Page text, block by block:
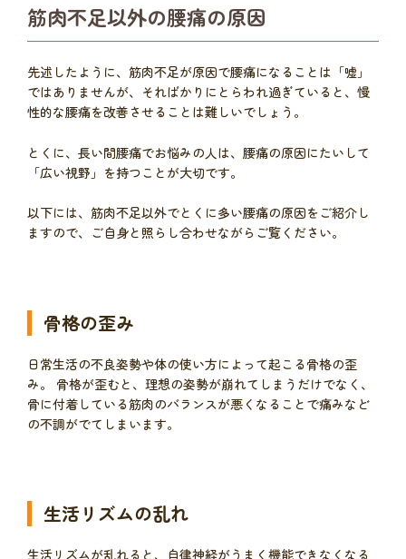
筋肉不足以外の腰痛の原因
先述したように、筋肉不足が原因で腰痛になることは「嘘」
ではありませんが、そればかりにとらわれ過ぎていると、慢
性的な腰痛を改善させることは難しいでしょう。
とくに、長い間腰痛でお悩みの人は、腰痛の原因にたいして
「広い視野」を持つことが大切です。
以下には、筋肉不足以外でとくに多い腰痛の原因をご紹介し
ますので、ご自身と照らし合わせながらご覧ください。
骨格の歪み
日常生活の不良姿勢や体の使い方によって起こる骨格の歪
み。 骨格が歪むと、理想の姿勢が崩れてしまうだけでなく、
骨に付着している筋肉のバランスが悪くなることで痛みなど
の不調がでてしまいます。
生活リズムの乱れ
生活リズムが乱れると、自律神経がうまく機能できなくなる